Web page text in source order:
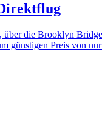
über die Brooklyn
günstigen Preis von